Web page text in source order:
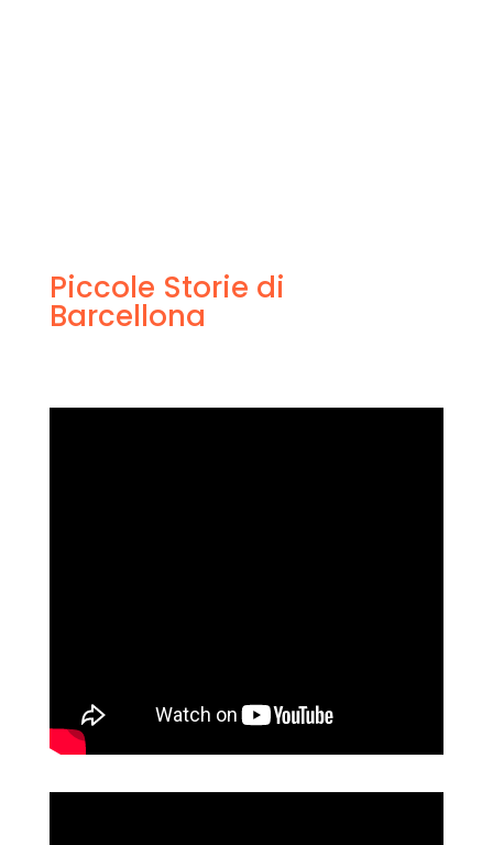
Piccole Storie di
Barcellona